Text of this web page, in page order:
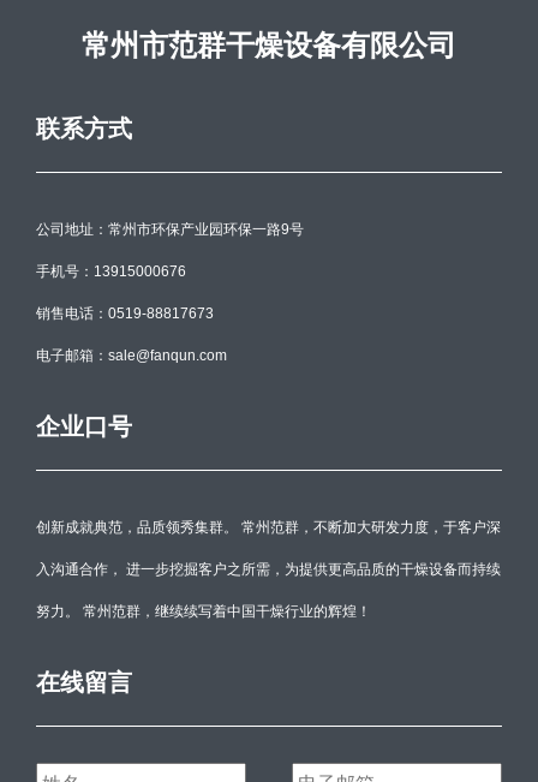
常州市范群干燥设备有限公司
联系方式
公司地址：常州市环保产业园环保一路9号
手机号：13915000676
销售电话：0519-88817673
电子邮箱：sale@fanqun.com
企业口号
创新成就典范，品质领秀集群。 常州范群，不断加大研发力度，于客户深
入沟通合作， 进一步挖掘客户之所需，为提供更高品质的干燥设备而持续
努力。 常州范群，继续续写着中国干燥行业的辉煌！
在线留言